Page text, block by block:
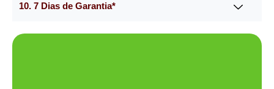
10. 7 Dias de Garantia*